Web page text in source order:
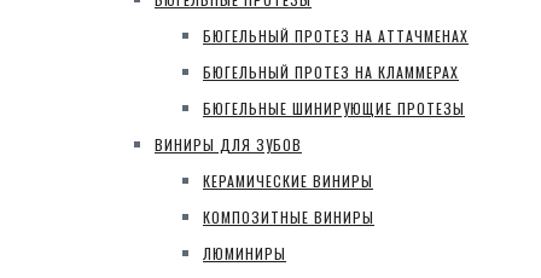
БЮГЕЛЬНЫЙ ПРОТЕЗ НА АТТАЧМЕНАХ
БЮГЕЛЬНЫЙ ПРОТЕЗ НА КЛАММЕРАХ
БЮГЕЛЬНЫЕ ШИНИРУЮЩИЕ ПРОТЕЗЫ
ВИНИРЫ ДЛЯ ЗУБОВ
КЕРАМИЧЕСКИЕ ВИНИРЫ
КОМПОЗИТНЫЕ ВИНИРЫ
ЛЮМИНИРЫ